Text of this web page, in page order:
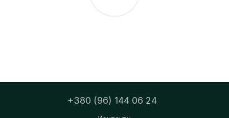
+380 (96) 144 06 24